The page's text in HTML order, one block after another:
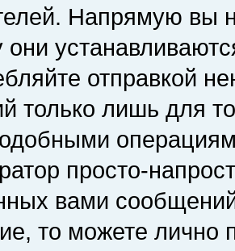
Напрямую вы
они
отправкой
только лишь для
просто-
вами
то можете лично